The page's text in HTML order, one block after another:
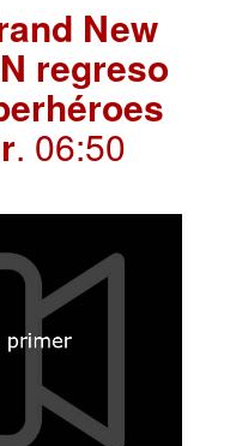
New
regreso
. 06:50